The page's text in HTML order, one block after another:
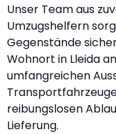
Unser Team aus
Umzugshelfern
Gegenstände
Wohnort in Lleida
umfangreichen
reibungslosen
Lieferung.